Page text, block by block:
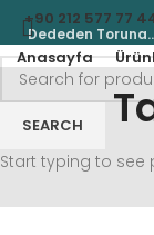
+90 212 577 77
Dededen
Anasayfa
SEARCH
Start typing to see